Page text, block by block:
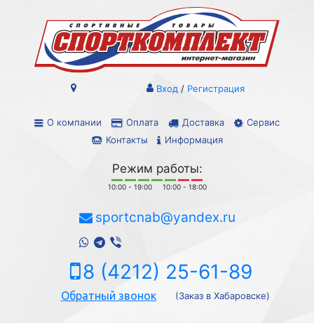
О компании Оплата Доставка
Сервис
Контакты
Информация
Вход / Регистрация
Режим работы:
10:00 - 19:00 10:00 - 18:00
sportcnab@yandex.ru
8 (4212) 25-61-89
Обратный звонок (Заказ в Хабаровске)